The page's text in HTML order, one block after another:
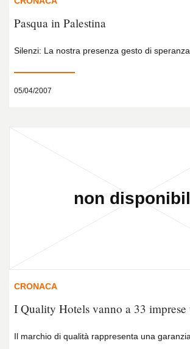
Pasqua in Palestina
Silenzi: La nostra presenza gesto di speranza
05/04/2007
CRONACA
I Quality Hotels vanno a 33 imprese
Il marchio di qualità rappresenta una